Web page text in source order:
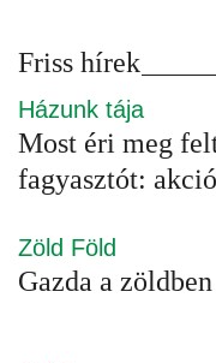
Friss hírek
Házunk tája
Most éri meg
fagyasztót:
Zöld Föld
Gazda a zöldben